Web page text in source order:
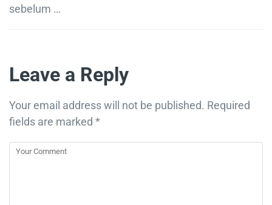
sebelum …
Leave a Reply
Your email address will not be published. Required
fields are marked *